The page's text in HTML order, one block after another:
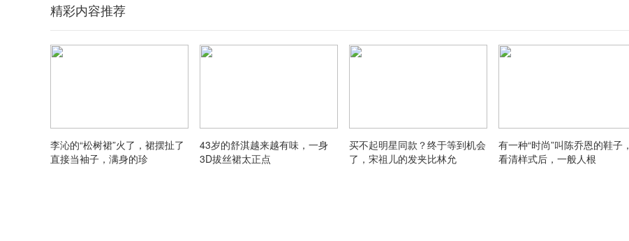
精彩内容推荐
李沁的“松树裙”火了，裙摆扯了
直接当袖子，满身的珍
43岁的舒淇越来越有味，一身
3D拔丝裙太正点
买不起明星同款？终于等到机会
了，宋祖儿的发夹比林允
有一种“时尚”叫陈乔恩的鞋子，
看清样式后，一般人根